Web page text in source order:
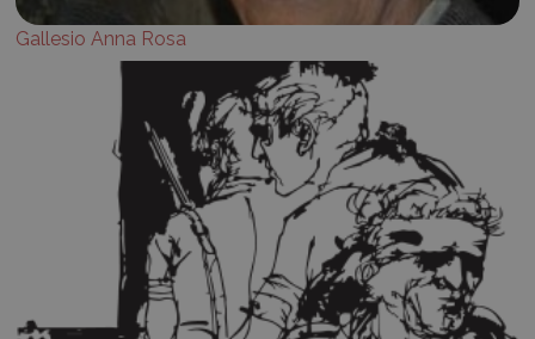
Gallesio Anna Rosa